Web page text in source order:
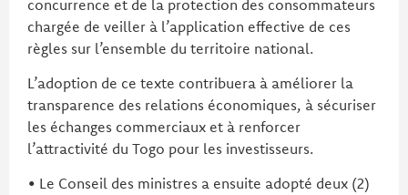
concurrence et de la protection des consommateurs
chargée de veiller à l’application effective de ces
règles sur l’ensemble du territoire national.
L’adoption de ce texte contribuera à améliorer la
transparence des relations économiques, à sécuriser
les échanges commerciaux et à renforcer
l’attractivité du Togo pour les investisseurs.
• Le Conseil des ministres a ensuite adopté deux (2)